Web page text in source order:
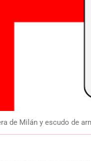
de Milán y escudo de